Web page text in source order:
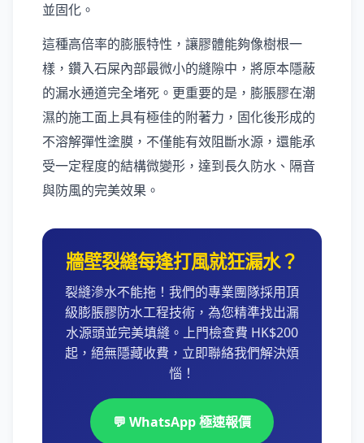
並固化。
這種高倍率的膨脹特性，讓膠體能夠像樹根一
樣，鑽入石屎內部最微小的縫隙中，將原本隱蔽
的漏水通道完全堵死。更重要的是，膨脹膠在潮
濕的施工面上具有極佳的附著力，固化後形成的
不溶解彈性塗膜，不僅能有效阻斷水源，還能承
受一定程度的結構微變形，達到長久防水、隔音
與防風的完美效果。
牆壁裂縫每逢打風就狂漏水？
裂縫滲水不能拖！我們的專業團隊採用頂
級膨脹膠防水工程技術，為您精準找出漏
水源頭並完美填縫。上門檢查費 HK$200
起，絕無隱藏收費，立即聯絡我們解決煩
惱！
💬 WhatsApp 極速報價